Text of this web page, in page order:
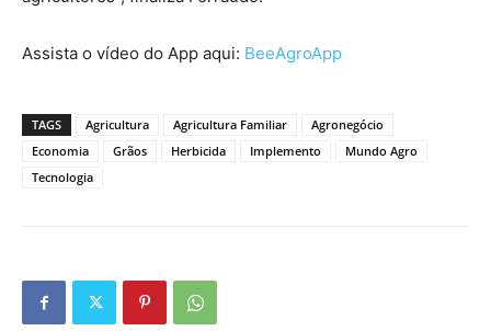
Assista o vídeo do App aqui: BeeAgroApp
TAGS Agricultura Agricultura Familiar
Agronegócio
Economia
Grãos Herbicida Implemento
Mundo Agro
Tecnologia